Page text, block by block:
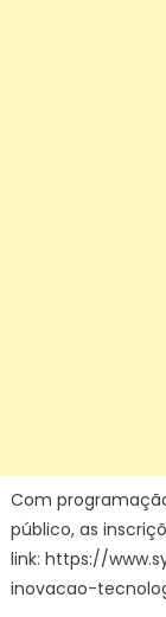
Com
público, as
link: https://
inovacao-